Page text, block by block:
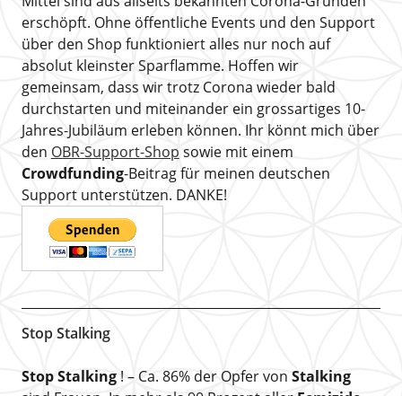
erschöpft. Ohne öffentliche Events und den Support
über den Shop funktioniert alles nur noch auf
absolut kleinster Sparflamme. Hoffen wir
gemeinsam, dass wir trotz Corona wieder bald
durchstarten und miteinander ein grossartiges 10-
Jahres-Jubiläum erleben können. Ihr könnt mich über
den OBR-Support-Shop sowie mit einem
Crowdfunding-Beitrag für meinen deutschen
Support unterstützen. DANKE!
Stop Stalking
Stop Stalking! – Ca. 86% der Opfer von Stalking